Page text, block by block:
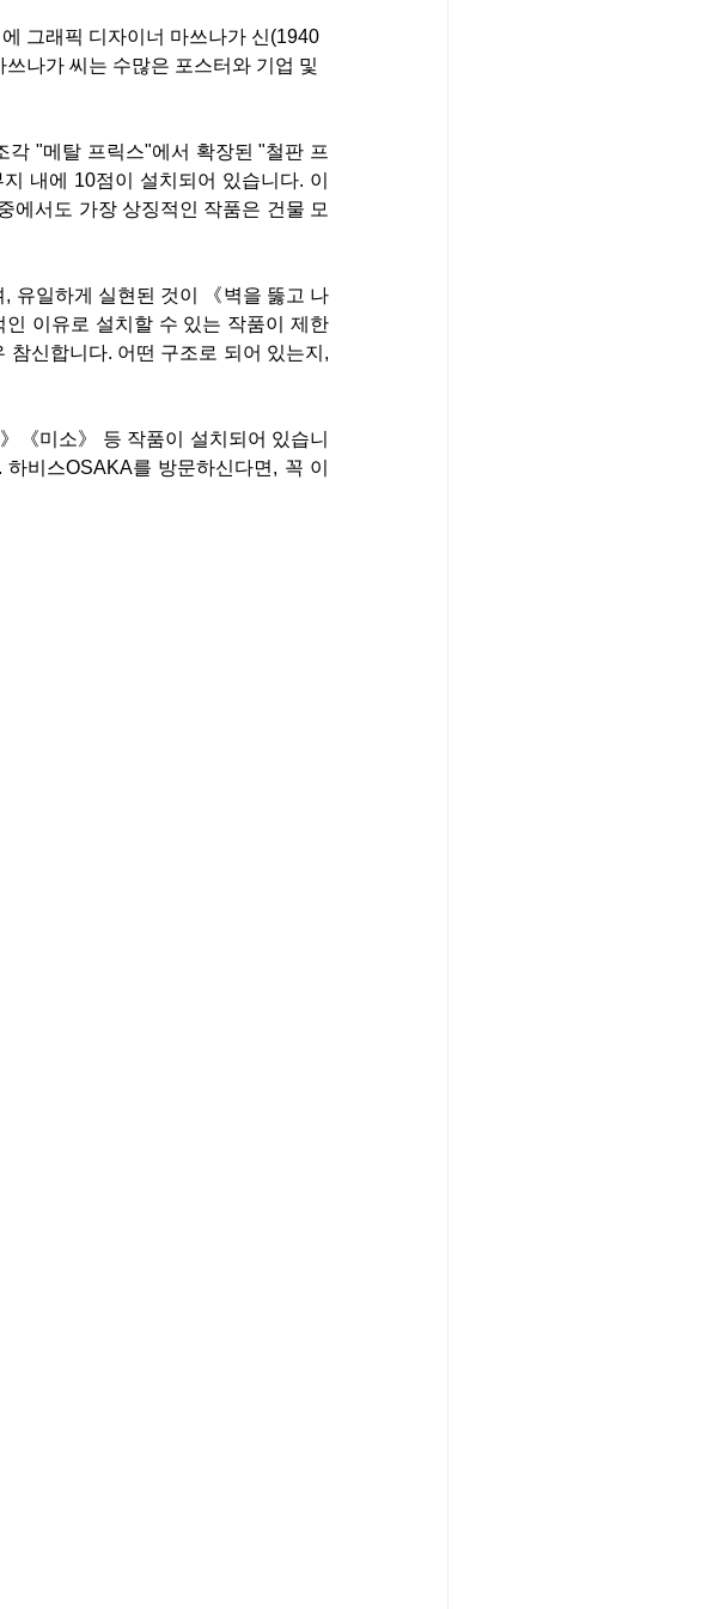
그래픽 디자이너 마쓰나가 신(1940
나가 씨는 수많은 포스터와 기업 및
각 "메탈 프릭스"에서 확장된 "철판 프
내에 10점이 설치되어 있습니다. 이
에서도 가장 상징적인 작품은 건물 모
유일하게 실현된 것이 《벽을 뚫고 나
이유로 설치할 수 있는 작품이 제한
참신합니다. 어떤 구조로 되어 있는지,
《미소》 등 작품이 설치되어 있습니
비스OSAKA를 방문하신다면, 꼭 이